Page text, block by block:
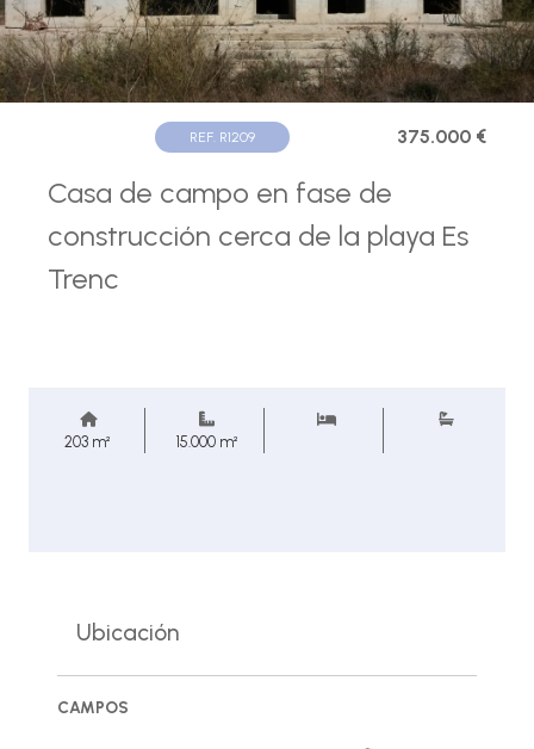
REF. R1209 375.000 €
Casa de campo en fase de
construcción cerca de la playa Es
Trenc
203 m² 15.000 m²
Ubicación
CAMPOS